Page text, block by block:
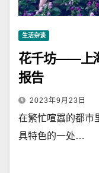
生活杂谈
花千坊——上
报告
2023年9月23日
在繁忙喧嚣的都市
具特色的一处…